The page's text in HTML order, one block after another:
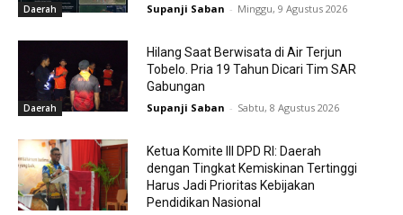
Daerah Supanji Saban - Minggu, 9 Agustus 2026
Daerah
Hilang Saat Berwisata di Air Terjun
Tobelo. Pria 19 Tahun Dicari Tim SAR
Gabungan
Supanji Saban - Sabtu, 8 Agustus 2026
Ketua Komite III DPD RI: Daerah
dengan Tingkat Kemiskinan Tertinggi
Harus Jadi Prioritas Kebijakan
Pendidikan Nasional